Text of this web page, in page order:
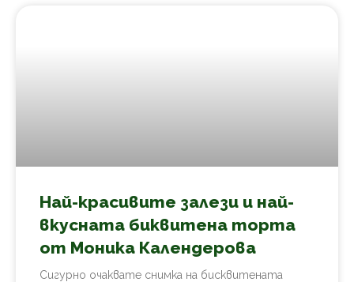
Най-красивите залези и най-
вкусната биквитена торта
от Моника Календерова
Сигурно очаквате снимка на бисквитената